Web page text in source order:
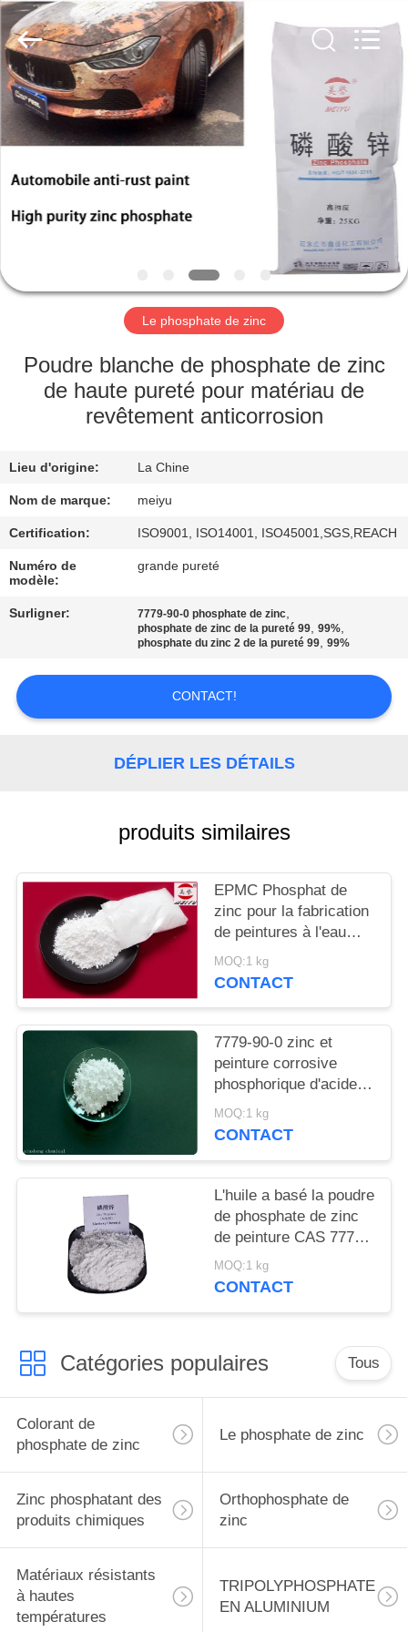
À
LA
MAISON
PRODUITS
VIDÉOS
PROPOS
VISITE
DE
L'USINE
CONTRÔLE
DE
QUALITÉ
CONTACTER
DEMANDEZ
DEVIS
PLAN
SITE
PRIVACY
POLICY
city
xinsheng
chemical
co.,ltd.
All
Rights
Reserved.
Developed
by
ECER
Le phosphate de zinc
Poudre blanche de phosphate de zinc
de haute pureté pour matériau de
revêtement anticorrosion
Lieu d'origine: La Chine
Nom de marque: meiyu
Certification: ISO9001, ISO14001, ISO45001,SGS,REACH
Numéro de
modèle:
grande pureté
Surligner: 7779-90-0 phosphate de zinc,
phosphate de zinc de la pureté 99,99%,
phosphate du zinc 2 de la pureté 99,99%
CONTACT!
DÉPLIER LES DÉTAILS
produits similaires
EPMC Phosphat de
zinc pour la fabrication
de peintures à l'eau
avec des peintures
antirouille basses en
MOQ:1 kg
CONTACT
7779-90-0 zinc et
peinture corrosive
phosphorique d'acide
d'Acidzinc et
phosphorique anti pour
MOQ:1 kg
CONTACT
L'huile a basé la poudre
de phosphate de zinc
de peinture CAS 7779-
90-0 pour le bateau et
les structures
MOQ:1 kg
CONTACT
Catégories populaires Tous
Colorant de
phosphate de zinc
Le phosphate de zinc
Zinc phosphatant des
produits chimiques
Orthophosphate de
zinc
Matériaux résistants
à hautes
températures
TRIPOLYPHOSPHATE
EN ALUMINIUM